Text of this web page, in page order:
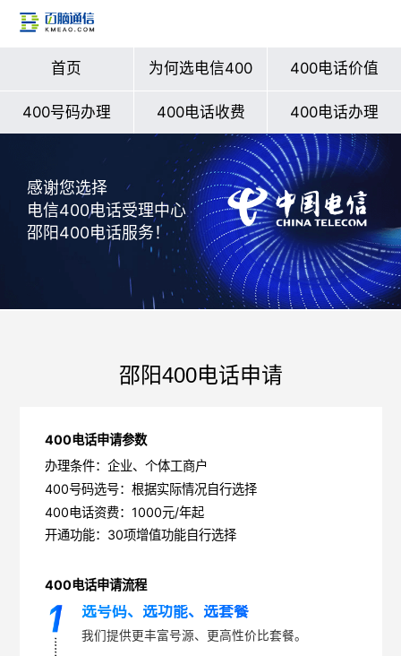
首页 为何选电信400 400电话价值
400号码办理 400电话收费 400电话办理
感谢您选择
电信400电话受理中心
邵阳400电话服务！
邵阳400电话申请
400电话申请参数
办理条件：企业、个体工商户
400号码选号：根据实际情况自行选择
400电话资费：1000元/年起
开通功能：30项增值功能自行选择
400电话申请流程
选号码、选功能、选套餐
我们提供更丰富号源、更高性价比套餐。